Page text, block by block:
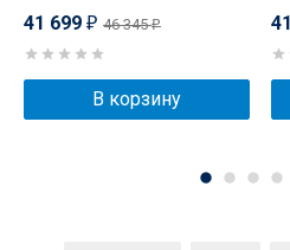
41 699 ₽ 46 345₽
В корзину